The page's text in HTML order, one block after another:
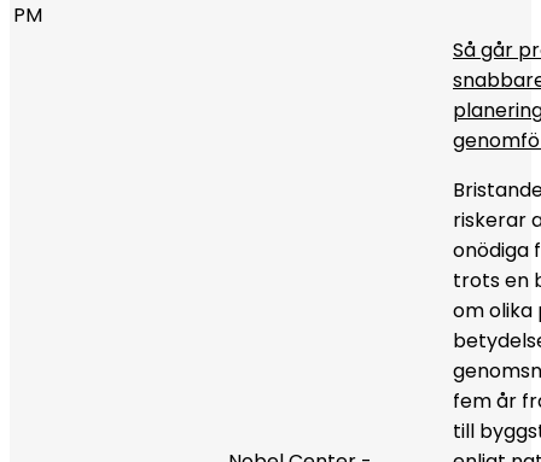
PM
Så går
riskerar
onödiga
trots en
om olika
fem år
till